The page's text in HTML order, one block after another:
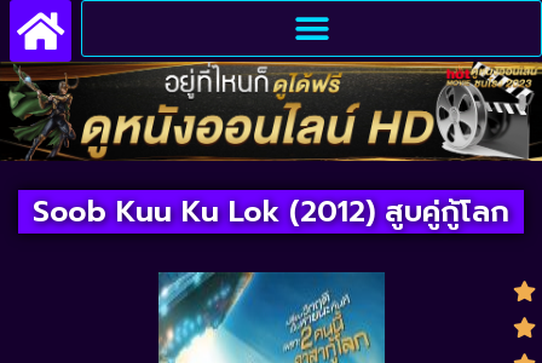
Soob Kuu Ku Lok (2012) สูบคู่กู้โลก